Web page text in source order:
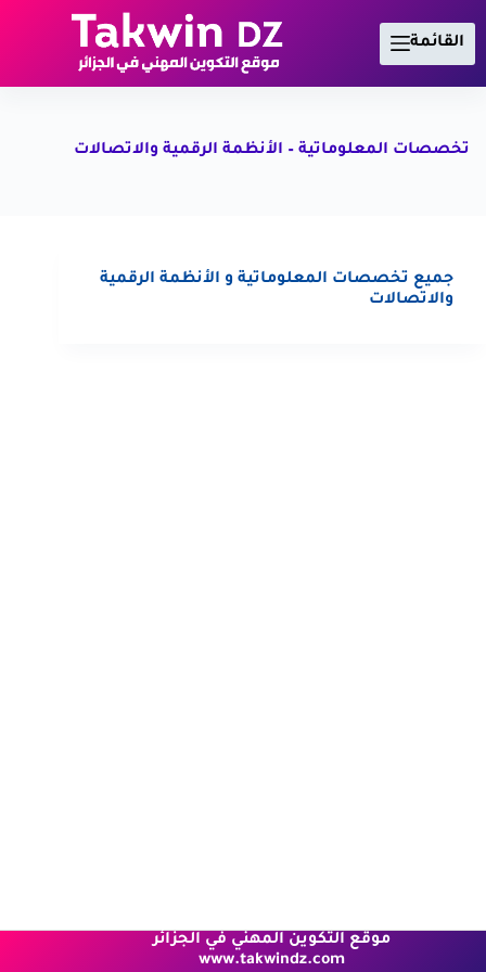
إلى
المحتوى
القائمة
تخصصات المعلوماتية – الأنظمة الرقمية والاتصالات
جميع تخصصات المعلوماتية و الأنظمة الرقمية
والاتصالات
موقع التكوين المهني في الجزائر
www.takwindz.com